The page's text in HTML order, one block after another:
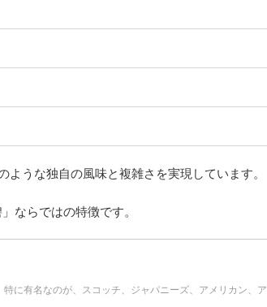
うな独自の風味と複雑さを実現しています。
ならではの特徴です。
に有名なのが、スコッチ、ジャパニーズ、アメリカン、ア